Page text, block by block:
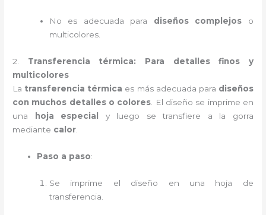
No es adecuada para diseños complejos o
multicolores.
2. Transferencia térmica: Para detalles finos y
multicolores
La transferencia térmica es más adecuada para diseños
con muchos detalles o colores . El diseño se imprime en
una
hoja especial
y luego se transfiere a la gorra
mediante calor
Paso a paso:
Se imprime el diseño en una hoja de
transferencia.